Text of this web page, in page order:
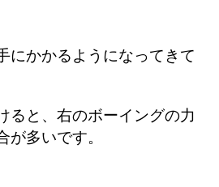
にかかるようになってきて
ると、右のボーイングの力
が多いです。